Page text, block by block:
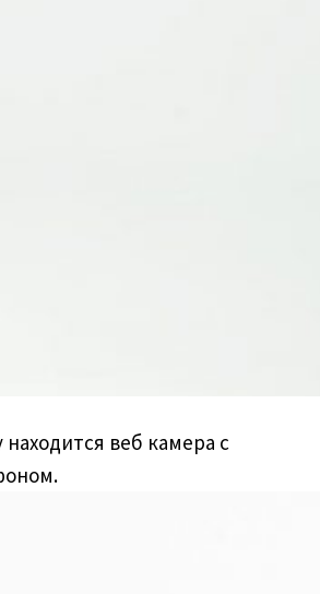
веб камера с